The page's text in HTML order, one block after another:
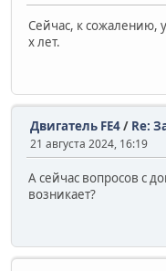
Сейчас, к сожалению,
х лет.
Двигатель FE4/ Re:
21 августа 2024, 16:19
А сейчас вопросов с
возникает?